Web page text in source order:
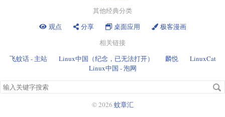
其他经典分类
观点
分享 桌面应用
极客漫画
相关链接
飞蚊话 - 主站
Linux中国（纪念，已无法打开） 麟悦
LinuxCat
Linux中国 - 泡网
搜
© 2026 蚊章汇